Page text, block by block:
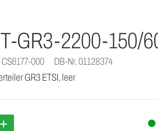
GR3-2200-150/
000
DB-Nr. 01128374
GR3 ETSI, leer